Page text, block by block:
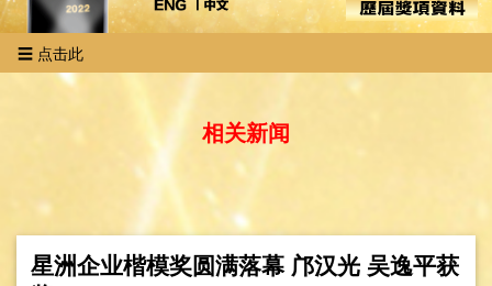
☰ 点击此
相关新闻
星洲企业楷模奖圆满落幕 邝汉光 吴逸平获